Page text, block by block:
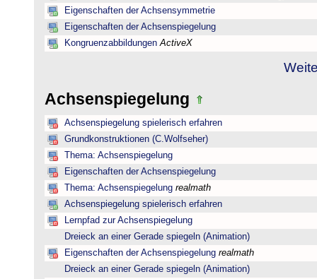
Eigenschaften der Achsensymmetrie
Eigenschaften der Achsenspiegelung
Kongruenzabbildungen ActiveX
Achsenspiegelung
Achsenspiegelung spielerisch erfahren
Grundkonstruktionen (C.Wolfseher)
Thema: Achsenspiegelung
Eigenschaften der Achsenspiegelung
Thema: Achsenspiegelung realmath
Achsenspiegelung spielerisch erfahren
Lernpfad zur Achsenspiegelung
Dreieck an einer Gerade spiegeln (Animation)
Eigenschaften der Achsenspiegelung realmath
Dreieck an einer Gerade spiegeln (Animation)